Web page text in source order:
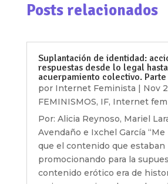
Posts relacionados
Suplantación de identidad:
respuestas desde lo legal
acuerpamiento colectivo. Parte
por Internet Feminista Nov
FEMINISMOS, IF, Internet
Por: Alicia Reynoso, Mariel
Avendaño e Ixchel García
que el contenido que estaban
promocionando para la
contenido erótico era de